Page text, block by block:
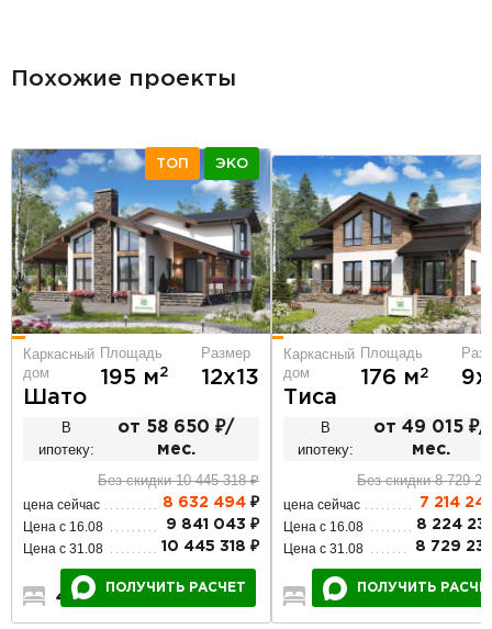
Похожие проекты
ТОП ЭКО
Каркасный
дом
Шато
Площадь
195 м2
Размер
12х13
В
ипотеку:
от 58 650 ₽/
мес.
Без скидки 10 445 318 ₽
цена сейчас 8 632 494 ₽
Цена с 16.08 9 841 043 ₽
Цена с 31.08 10 445 318 ₽
4
ПОЛУЧИТЬ РАСЧЕТ
Каркасный
дом
Тиса
Площадь
176 м2
В
ипотеку:
от 49 015 ₽/
мес.
Без скидки 8 729
цена сейчас 7 214
Цена с 16.08 8 224
Цена с 31.08 8 729
4
ПОЛУЧИТЬ